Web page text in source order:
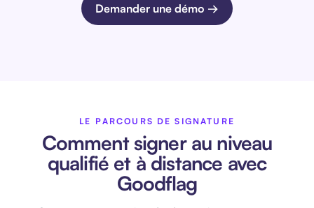
Demander une démo →
LE PARCOURS DE SIGNATURE
Comment signer au niveau
qualifié et à distance avec
Goodflag